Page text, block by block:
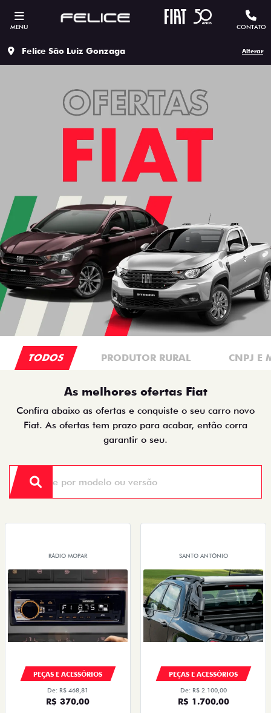
MENU CONTATO
Felice São Luiz Gonzaga Alterar
TODOS PRODUTOR RURAL CNPJ E
As melhores ofertas Fiat
Confira abaixo as ofertas e conquiste o seu carro novo
Fiat. As ofertas tem prazo para acabar, então corra
garantir o seu.
RÁDIO MOPAR
PEÇAS E ACESSÓRIOS
De: R$ 468,81
R$ 370,00
SANTO ANTÔNIO
PEÇAS E ACESSÓRIOS
De: R$ 2.100,00
R$ 1.700,00